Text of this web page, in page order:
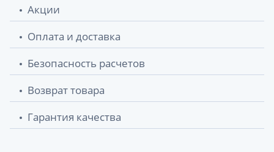
Акции
Оплата и доставка
Безопасность расчетов
Возврат товара
Гарантия качества